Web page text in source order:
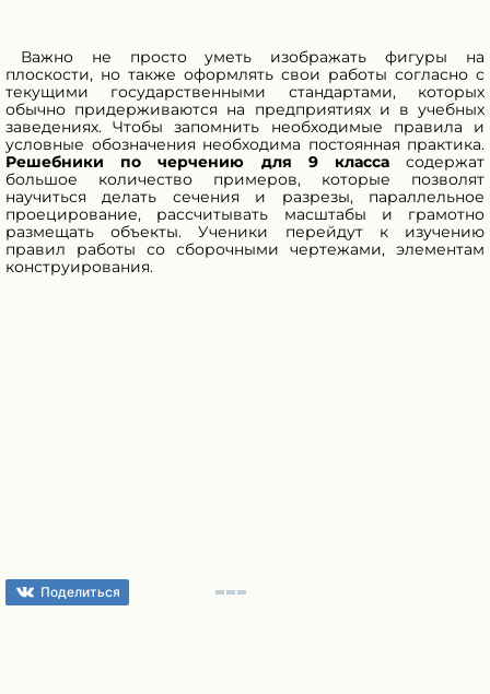
Важно не просто уметь изображать фигуры на
плоскости, но также оформлять свои работы согласно с
текущими государственными стандартами, которых
обычно придерживаются на предприятиях и в учебных
заведениях. Чтобы запомнить необходимые правила и
условные обозначения необходима постоянная практика.
Решебники по черчению для 9 классасодержат
большое количество примеров, которые позволят
научиться делать сечения и разрезы, параллельное
проецирование, рассчитывать масштабы и грамотно
размещать объекты. Ученики перейдут к изучению
правил работы со сборочными чертежами, элементам
конструирования.
Поделиться